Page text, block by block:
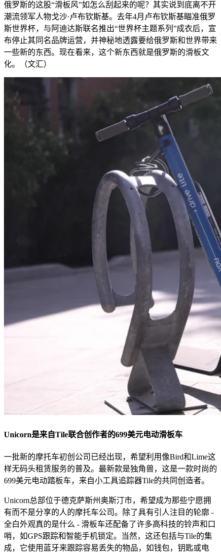
俄罗斯的这股“滑板风”如怎么刮起来的呢？其实说到底离不开
潮流领军人物戈沙·卢布钦斯基。去年4月卢布钦斯基瞄准俄罗
斯世界杯，与阿迪达斯联名推出“世界杯主题系列”成衣后，宣
布停止其同名品牌运营，并神秘地透露要给俄罗斯和世界带来
一些新的东西。现在看来，这个新东西就是俄罗斯的滑板文
化。（文汇）
Unicorn是来自Tile联合创作者的699美元电动滑板车
一批新的摩托车初创公司已经出现，希望利用像Bird和Lime这
样无码头租赁服务的普及。最新款是独角兽，这是一款时尚的
699美元电动踏板车，来自小工具追踪器Tile的共同创造者。
Unicorn总部位于德克萨斯州奥斯汀市，希望成为那些宁愿拥
有而不是分享的人的摩托车公司。除了具有引人注目的轮廓 -
全白外观真的是什么 - 滑板车还配备了许多高科技的铃声和口
哨，如GPS跟踪和智能手机锁定。当然，这还包括与Tile的集
成，它使用蓝牙来跟踪容易丢失的物品，如钱包，钥匙或电